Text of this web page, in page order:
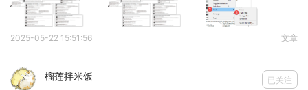
2025-05-22 15:51:56 文章
榴莲拌米饭 已关注